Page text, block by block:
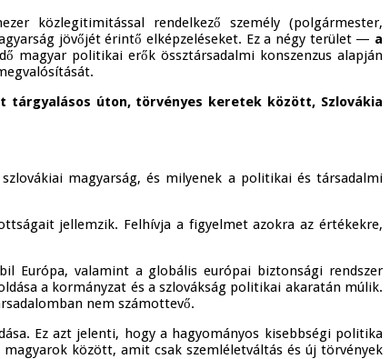
közlegitimitással rendelkező személy (polgármester,
jövőjét érintő elképzeléseket. Ez a négy terület — a
magyar politikai erők össztársadalmi konszenzus alapján
tárgyalásos úton, törvényes keretek között, Szlovákia
magyarság, és milyenek a politikai és társadalmi
jellemzik. Felhívja a figyelmet azokra az értékekre,
Európa, valamint a globális európai biztonsági rendszer
a kormányzat és a szlovákság politikai akaratán múlik.
nem számottevő.
Ez azt jelenti, hogy a hagyományos kisebbségi politika
között, amit csak szemléletváltás és új törvények